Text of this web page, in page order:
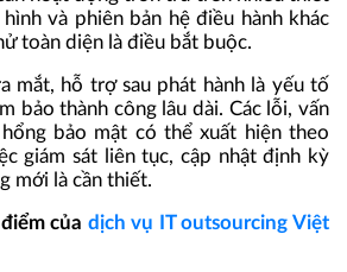
và phiên bản hệ điều hành khác
toàn diện là điều bắt buộc.
mắt, hỗ trợ sau phát hành là yếu tố
bảo thành công lâu dài. Các lỗi, vấn
bảo mật có thể xuất hiện theo
giám sát liên tục, cập nhật định kỳ
mới là cần thiết.
của dịch vụ IT outsourcing Việt